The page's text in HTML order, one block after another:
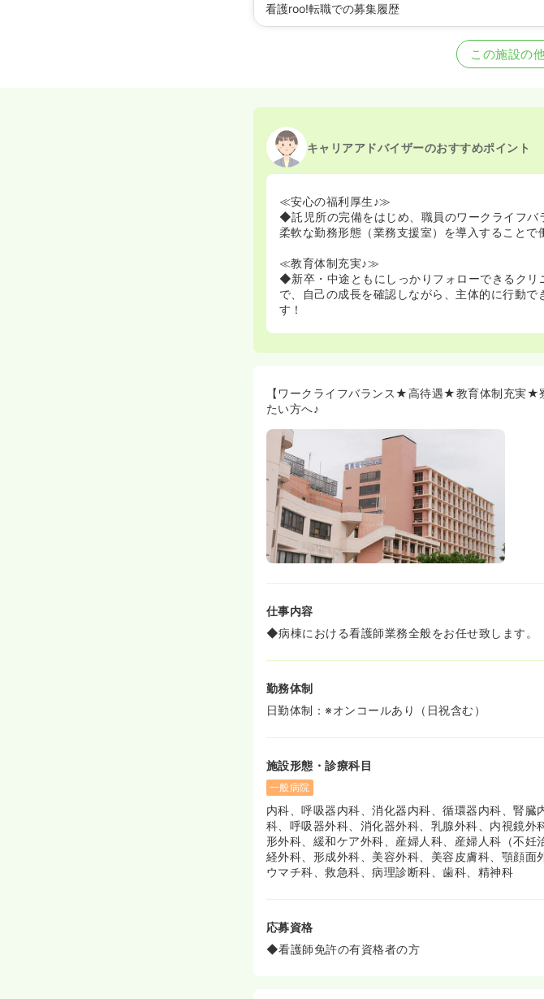
看護roo!転職での募集履歴
この施設の
キャリアアドバイザーのおすすめポイント
≪安心の福利厚生♪≫
◆託児所の完備をはじめ、職員のワークライフバ
柔軟な勤務形態（業務支援室）を導入することで
≪教育体制充実♪≫
◆新卒・中途ともにしっかりフォローできるク
で、自己の成長を確認しながら、主体的に行動
す！
【ワークライフバランス★高待遇★教育体制充実
たい方へ♪
仕事内容
◆病棟における看護師業務全般をお任せ致します。
勤務体制
日勤体制：※オンコールあり（日祝含む）
施設形態・診療科目
一般病院
内科、呼吸器内科、消化器内科、循環器内科、腎
科、呼吸器外科、消化器外科、乳腺外科、内視鏡
形外科、緩和ケア外科、産婦人科、産婦人科（不
経外科、形成外科、美容外科、美容皮膚科、顎顔面
ウマチ科、救急科、病理診断科、歯科、精神科
応募資格
◆看護師免許の有資格者の方